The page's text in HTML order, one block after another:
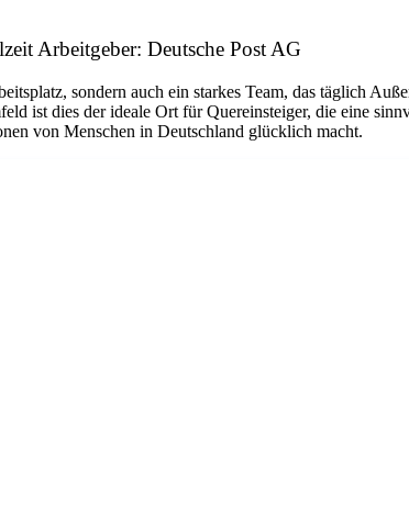
Arbeitgeber: Deutsche Post AG
sondern auch ein starkes Team, das täglich
ist dies der ideale Ort für Quereinsteiger, die eine
von Menschen in Deutschland glücklich macht.